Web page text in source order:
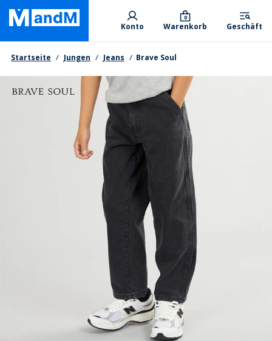
Skip
main
content
Primary departments
Konto Warenkorb
0
Geschäft
Brotkrumen
Startseite Jungen Jeans Brave Soul